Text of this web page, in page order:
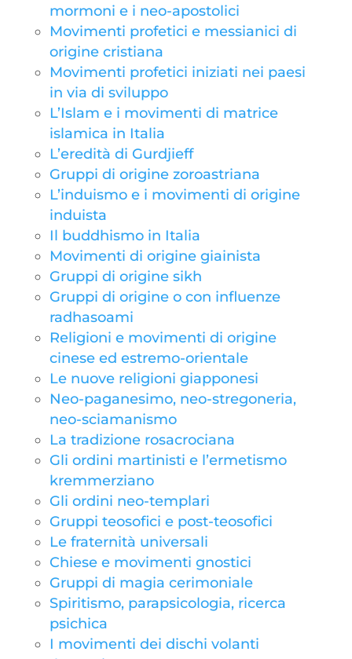
mormoni e i neo-apostolici
Movimenti profetici e messianici di
origine cristiana
Movimenti profetici iniziati nei paesi
in via di sviluppo
L’Islam e i movimenti di matrice
islamica in Italia
L’eredità di Gurdjieff
Gruppi di origine zoroastriana
L’induismo e i movimenti di origine
induista
Il buddhismo in Italia
Movimenti di origine giainista
Gruppi di origine sikh
Gruppi di origine o con influenze
radhasoami
Religioni e movimenti di origine
cinese ed estremo-orientale
Le nuove religioni giapponesi
Neo-paganesimo, neo-stregoneria,
neo-sciamanismo
La tradizione rosacrociana
Gli ordini martinisti e l’ermetismo
kremmerziano
Gli ordini neo-templari
Gruppi teosofici e post-teosofici
Le fraternità universali
Chiese e movimenti gnostici
Gruppi di magia cerimoniale
Spiritismo, parapsicologia, ricerca
psichica
I movimenti dei dischi volanti